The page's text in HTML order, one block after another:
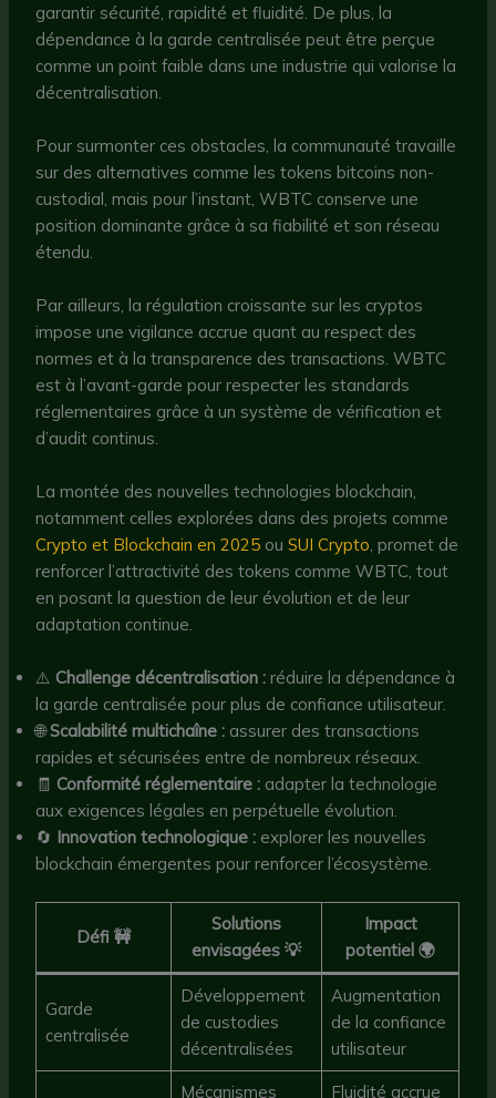
garantir sécurité, rapidité et fluidité. De plus, la
dépendance à la garde centralisée peut être perçue
comme un point faible dans une industrie qui valorise la
décentralisation.
Pour surmonter ces obstacles, la communauté travaille
sur des alternatives comme les tokens bitcoins non-
custodial, mais pour l’instant, WBTC conserve une
position dominante grâce à sa fiabilité et son réseau
étendu.
Par ailleurs, la régulation croissante sur les cryptos
impose une vigilance accrue quant au respect des
normes et à la transparence des transactions. WBTC
est à l’avant-garde pour respecter les standards
réglementaires grâce à un système de vérification et
d’audit continus.
La montée des nouvelles technologies blockchain,
notamment celles explorées dans des projets comme
Crypto et Blockchain en 2025 ouSUI Crypto , promet de
renforcer l’attractivité des tokens comme WBTC, tout
en posant la question de leur évolution et de leur
adaptation continue.
⚠️ Challenge décentralisation : réduire la dépendance à
la garde centralisée pour plus de confiance utilisateur.
🌐Scalabilité multichaîne : assurer des transactions
rapides et sécurisées entre de nombreux réseaux.
🧾 Conformité réglementaire : adapter la technologie
aux exigences légales en perpétuelle évolution.
🔄 Innovation technologique : explorer les nouvelles
blockchain émergentes pour renforcer l’écosystème.
Défi 🚧
Solutions
envisagées 💡
Impact
potentiel 🌍
Garde
centralisée
Développement
de custodies
décentralisées
Augmentation
de la confiance
utilisateur
Mécanismes Fluidité accrue